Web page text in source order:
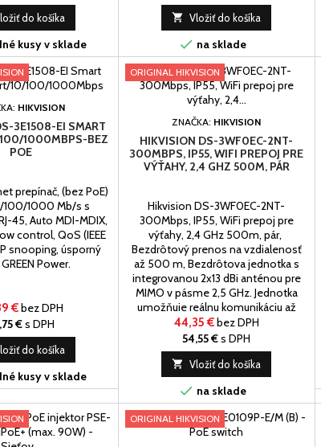
do košíka
kusy v sklade
 Vložiť do košíka
 na sklade
HIKVISION
3E1508-EI SMART
1000MBPS-BEZ
POE
prepínač, (bez PoE)
100/1000 Mb/s s
45, Auto MDI-MDIX,
control, QoS (IEEE
snooping, úsporný
Power.
€bez DPH
€s DPH
do košíka
kusy v sklade
ORIGINAL HIKVISION
ZNAČKA: HIKVISION
HIKVISION DS-3WF0EC-2NT-
300MBPS, IP55, WIFI PREPOJ PRE
VÝŤAHY, 2,4 GHZ 500M, PÁR
Hikvision DS-3WF0EC-2NT-
300Mbps, IP55, WiFi prepoj pre
výťahy, 2,4 GHz 500m, pár,
Bezdrôtový prenos na vzdialenosť
až 500 m, Bezdrôtova jednotka s
integrovanou 2x13 dBi anténou pre
MIMO v pásme 2,5 GHz. Jednotka
umožňuje reálnu komunikáciu až
300 Mbps pri veľmi nízkych
latenciách s použitím TDMA
44,35 €bez DPH
54,55 €s DPH
 Vložiť do košíka
 na sklade
ORIGINAL HIKVISION